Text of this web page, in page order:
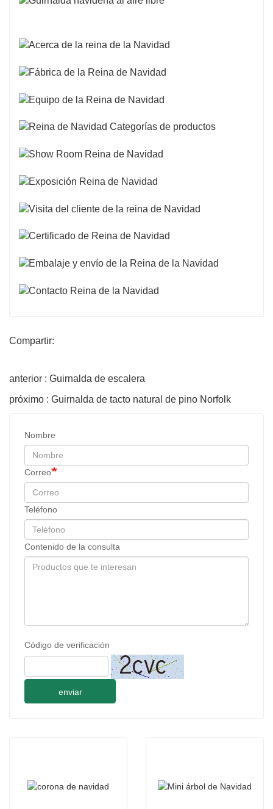
Compartir:
anterior : Guirnalda de escalera
próximo : Guirnalda de tacto natural de pino Norfolk
Nombre
Correo
Teléfono
Contenido de la consulta
Código de verificación
enviar